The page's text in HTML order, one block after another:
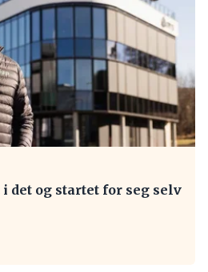
i det og startet for seg selv